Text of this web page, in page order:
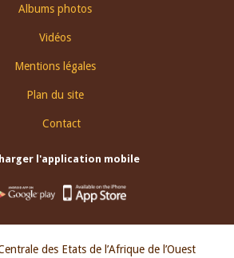
Albums photos
Vidéos
Mentions légales
Plan du site
Contact
l'application mobile
des Etats de l’Afrique de l’Ouest